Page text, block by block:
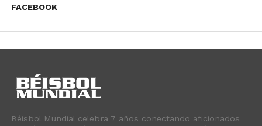
FACEBOOK
Béisbol Mundial celebra 7 años conectando aficionados